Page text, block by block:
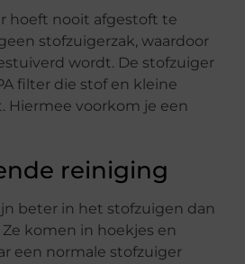
hoeft nooit afgestoft te
stofzuigerzak, waardoor
wordt. De stofzuiger
filter die stof en kleine
Hiermee voorkom je een
reiniging
beter in het stofzuigen dan
komen in hoekjes en
een normale stofzuiger